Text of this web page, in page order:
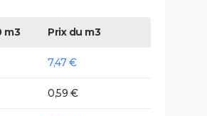
m3 Prix du m3
7,47 €
0,59 €